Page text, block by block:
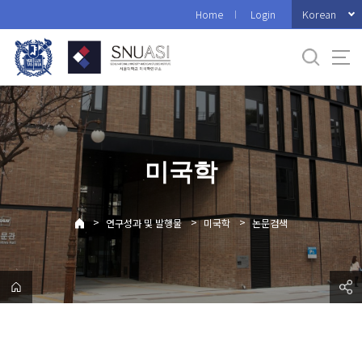
로
메
뉴
Home Login Korean
미국학
> 연구성과 및 발행물 > 미국학 > 논문검색